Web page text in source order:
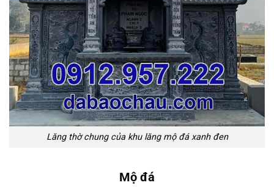
Lăng thờ chung của khu lăng mộ đá xanh đen
Mộ đá